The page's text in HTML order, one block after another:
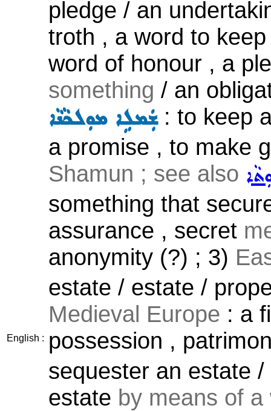
English :
pledge / an
troth , a word to
word of honour , a
something / an
ܫܲܡܠܹܐ ܡܘܼܠܟܵܢܵܐ: to keep
a promise , to make
Shamun ; see also
something that
assurance , secret
anonymity (?) ; 3)
estate / estate /
Medieval Europe : a
possession ,
sequester an estate
estate by means of